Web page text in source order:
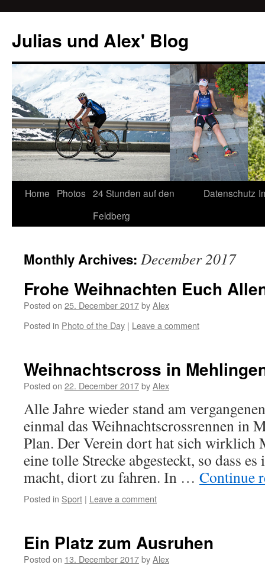
Julias und Alex' Blog
Skip
Home Photos 24 Stunden auf den
Feldberg
Datenschutz
Monthly Archives: December 2017
Frohe Weihnachten Euch
Posted on 25. December 2017byAlex
Posted in Photo of the Day | Leave a comment
Weihnachtscross in
Posted on 22. December 2017byAlex
Alle Jahre wieder stand am
einmal das Weihnachtscrossrennen in
Plan. Der Verein dort hat sich wirklich
eine tolle Strecke abgesteckt, so dass
macht, diort zu fahren. In … Continue
Posted in Sport | Leave a comment
Ein Platz zum Ausruhen
Posted on 13. December 2017byAlex